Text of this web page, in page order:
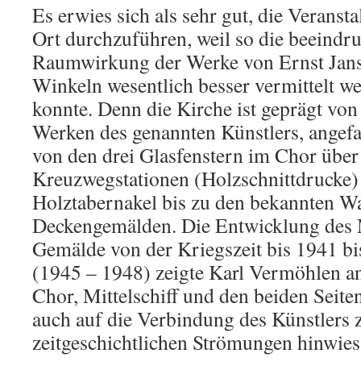
Es erwies sich als sehr gut, die
Ort durchzuführen, weil so die
Raumwirkung der Werke von Ernst
Winkeln wesentlich besser vermittelt
konnte. Denn die Kirche ist geprägt
Werken des genannten Künstlers,
von den drei Glasfenstern im Chor
Kreuzwegstationen
Holztabernakel bis zu den bekannten
Deckengemälden. Die Entwicklung des
Gemälde von der Kriegszeit bis 1941
(1945 – 1948) zeigte Karl Vermöhlen
Chor, Mittelschiff und den beiden
auch auf die Verbindung des Künstlers
zeitgeschichtlichen Strömungen